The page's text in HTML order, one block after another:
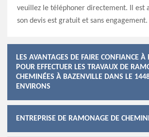
veuillez le téléphoner directement. Il est
son devis est gratuit et sans engagement.
LES AVANTAGES DE FAIRE CONFIANCE À
POUR EFFECTUER LES TRAVAUX DE
CHEMINÉES À BAZENVILLE DANS LE
ENVIRONS
ENTREPRISE DE RAMONAGE DE